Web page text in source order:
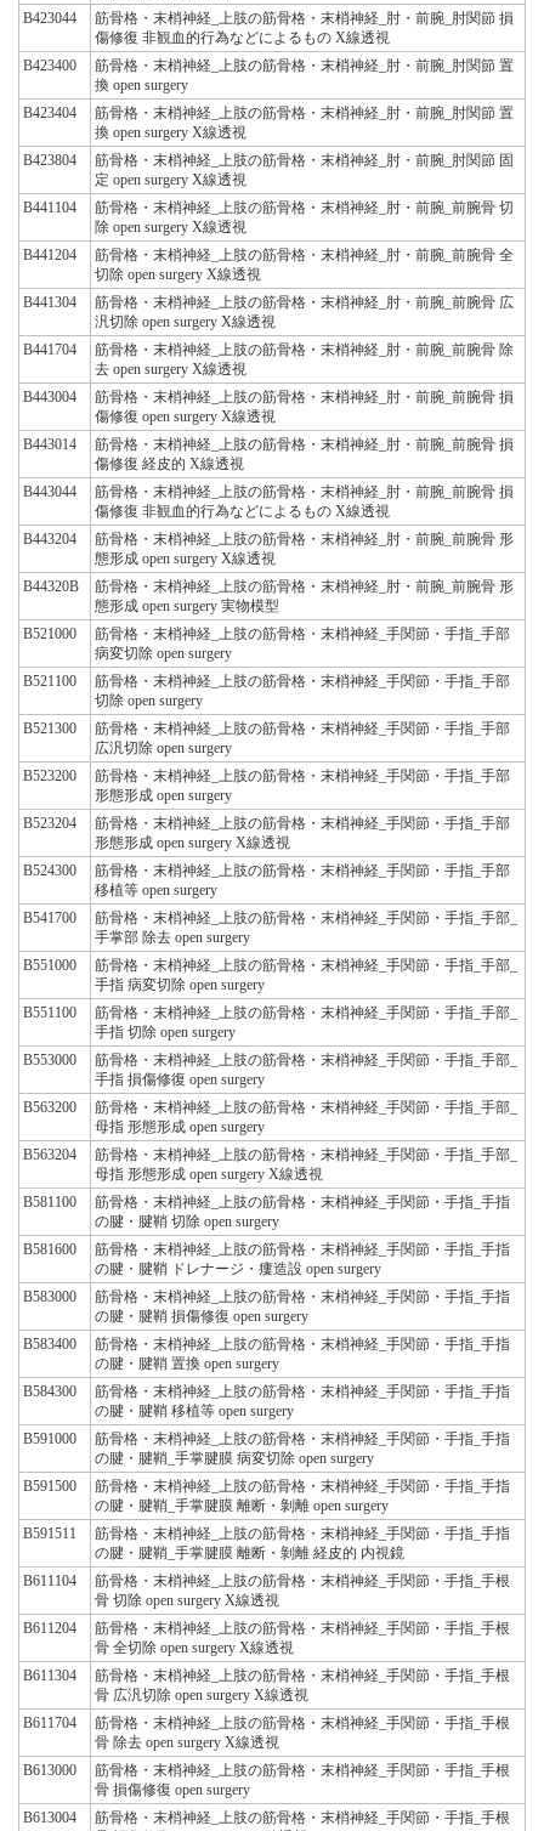
B423044
筋骨格・末梢神経_上肢の筋骨格・末梢神経_肘・前腕_肘関節 損
傷修復 非観血的行為などによるもの X線透視
B423400
筋骨格・末梢神経_上肢の筋骨格・末梢神経_肘・前腕_肘関節 置
換 open surgery
B423404
筋骨格・末梢神経_上肢の筋骨格・末梢神経_肘・前腕_肘関節 置
換 open surgery X線透視
B423804
筋骨格・末梢神経_上肢の筋骨格・末梢神経_肘・前腕_肘関節 固
定 open surgery X線透視
B441104
筋骨格・末梢神経_上肢の筋骨格・末梢神経_肘・前腕_前腕骨 切
除 open surgery X線透視
B441204
筋骨格・末梢神経_上肢の筋骨格・末梢神経_肘・前腕_前腕骨 全
切除 open surgery X線透視
B441304
筋骨格・末梢神経_上肢の筋骨格・末梢神経_肘・前腕_前腕骨 広
汎切除 open surgery X線透視
B441704
筋骨格・末梢神経_上肢の筋骨格・末梢神経_肘・前腕_前腕骨 除
去 open surgery X線透視
B443004
筋骨格・末梢神経_上肢の筋骨格・末梢神経_肘・前腕_前腕骨 損
傷修復 open surgery X線透視
B443014
筋骨格・末梢神経_上肢の筋骨格・末梢神経_肘・前腕_前腕骨 損
傷修復 経皮的 X線透視
B443044
筋骨格・末梢神経_上肢の筋骨格・末梢神経_肘・前腕_前腕骨 損
傷修復 非観血的行為などによるもの X線透視
B443204
筋骨格・末梢神経_上肢の筋骨格・末梢神経_肘・前腕_前腕骨 形
態形成 open surgery X線透視
B44320B
筋骨格・末梢神経_上肢の筋骨格・末梢神経_肘・前腕_前腕骨 形
態形成 open surgery 実物模型
B521000
筋骨格・末梢神経_上肢の筋骨格・末梢神経_手関節・手指_手部
病変切除 open surgery
B521100
筋骨格・末梢神経_上肢の筋骨格・末梢神経_手関節・手指_手部
切除 open surgery
B521300
筋骨格・末梢神経_上肢の筋骨格・末梢神経_手関節・手指_手部
広汎切除 open surgery
B523200
筋骨格・末梢神経_上肢の筋骨格・末梢神経_手関節・手指_手部
形態形成 open surgery
B523204
筋骨格・末梢神経_上肢の筋骨格・末梢神経_手関節・手指_手部
形態形成 open surgery X線透視
B524300
筋骨格・末梢神経_上肢の筋骨格・末梢神経_手関節・手指_手部
移植等 open surgery
B541700
筋骨格・末梢神経_上肢の筋骨格・末梢神経_手関節・手指_手部_
手掌部 除去 open surgery
B551000
筋骨格・末梢神経_上肢の筋骨格・末梢神経_手関節・手指_手部_
手指 病変切除 open surgery
B551100
筋骨格・末梢神経_上肢の筋骨格・末梢神経_手関節・手指_手部_
手指 切除 open surgery
B553000
筋骨格・末梢神経_上肢の筋骨格・末梢神経_手関節・手指_手部_
手指 損傷修復 open surgery
B563200
筋骨格・末梢神経_上肢の筋骨格・末梢神経_手関節・手指_手部_
母指 形態形成 open surgery
B563204
筋骨格・末梢神経_上肢の筋骨格・末梢神経_手関節・手指_手部_
母指 形態形成 open surgery X線透視
B581100
筋骨格・末梢神経_上肢の筋骨格・末梢神経_手関節・手指_手指
の腱・腱鞘 切除 open surgery
B581600
筋骨格・末梢神経_上肢の筋骨格・末梢神経_手関節・手指_手指
の腱・腱鞘 ドレナージ・瘻造設 open surgery
B583000
筋骨格・末梢神経_上肢の筋骨格・末梢神経_手関節・手指_手指
の腱・腱鞘 損傷修復 open surgery
B583400
筋骨格・末梢神経_上肢の筋骨格・末梢神経_手関節・手指_手指
の腱・腱鞘 置換 open surgery
B584300
筋骨格・末梢神経_上肢の筋骨格・末梢神経_手関節・手指_手指
の腱・腱鞘 移植等 open surgery
B591000
筋骨格・末梢神経_上肢の筋骨格・末梢神経_手関節・手指_手指
の腱・腱鞘_手掌腱膜 病変切除 open surgery
B591500
筋骨格・末梢神経_上肢の筋骨格・末梢神経_手関節・手指_手指
の腱・腱鞘_手掌腱膜 離断・剝離 open surgery
B591511
筋骨格・末梢神経_上肢の筋骨格・末梢神経_手関節・手指_手指
の腱・腱鞘_手掌腱膜 離断・剝離 経皮的 内視鏡
B611104
筋骨格・末梢神経_上肢の筋骨格・末梢神経_手関節・手指_手根
骨 切除 open surgery X線透視
B611204
筋骨格・末梢神経_上肢の筋骨格・末梢神経_手関節・手指_手根
骨 全切除 open surgery X線透視
B611304
筋骨格・末梢神経_上肢の筋骨格・末梢神経_手関節・手指_手根
骨 広汎切除 open surgery X線透視
B611704
筋骨格・末梢神経_上肢の筋骨格・末梢神経_手関節・手指_手根
骨 除去 open surgery X線透視
B613000
筋骨格・末梢神経_上肢の筋骨格・末梢神経_手関節・手指_手根
骨 損傷修復 open surgery
B613004
筋骨格・末梢神経_上肢の筋骨格・末梢神経_手関節・手指_手根